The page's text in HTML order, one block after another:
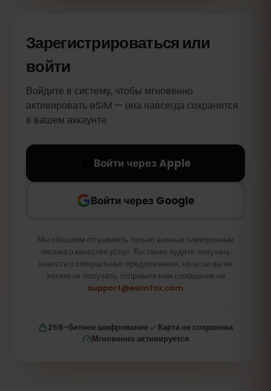
Зарегистрироваться или
войти
Войдите в систему, чтобы мгновенно
активировать eSIM — она навсегда сохранится
в вашем аккаунте.
Войти через Apple
Войти через Google
Мы обещаем отправлять только важные электронные
письма о качестве услуг. Вы также будете получать
новости о специальных предложениях, но если вы не
хотите их получать, отправьте нам сообщение на
support@esimfox.com
256-битное шифрование
Карта не сохранена
Мгновенно активируется